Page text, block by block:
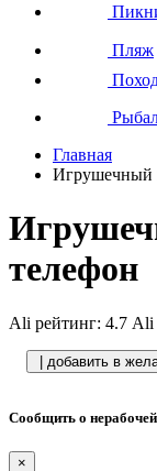
Пляж
Главная
Игрушечный
телефон
Ali рейтинг: 4.7 Ali
| добавить в
Сообщить о
×